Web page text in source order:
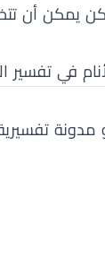
يمكن أن
الأحلام
مدونة